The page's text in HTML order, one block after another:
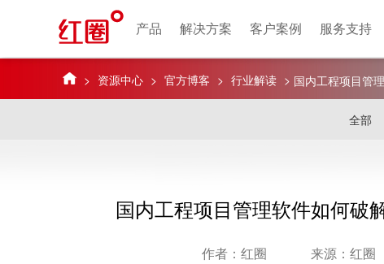
产品 解决方案 客户案例 服务支持
> 资源中心 > 官方博客 > 行业解读 > 国内工程项目管
全部
国内工程项目管理软件如何破
作者：红圈 来源：红圈